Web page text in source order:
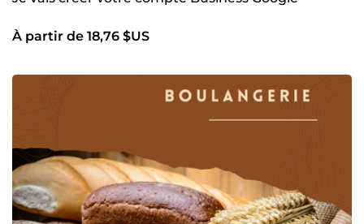
À partir de 18,76 $US